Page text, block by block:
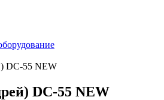
DC-55 NEW
DC-55 NEW